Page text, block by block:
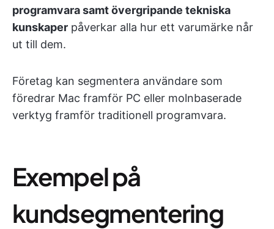
programvara samt övergripande tekniska
kunskaper påverkar alla hur ett varumärke når
ut till dem.
Företag kan segmentera användare som
föredrar Mac framför PC eller molnbaserade
verktyg framför traditionell programvara.
Exempel på
kundsegmentering